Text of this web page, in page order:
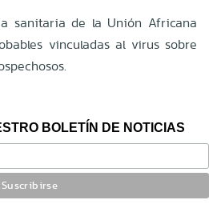
sanitaria de la Unión Africana
vinculadas al virus sobre
BOLETÍN DE NOTICIAS